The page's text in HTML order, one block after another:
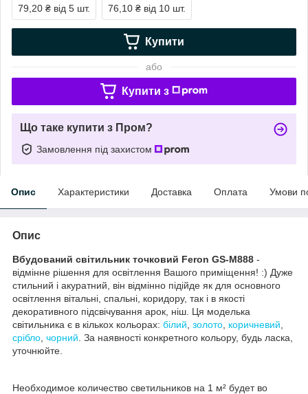
79,20 ₴ від 5 шт. 76,10 ₴ від 10 шт.
Купити
або
Купити з
Що таке купити з Пром?
Замовлення під захистом
Опис Характеристики Доставка Оплата Умови
Опис
Вбудований світильник точковий Feron GS-M888 -
відмінне рішення для освітлення Вашого приміщення! :) Дуже
стильний і акуратний, він відмінно підійде як для основного
освітлення вітальні, спальні, коридору, так і в якості
декоративного підсвічування арок, ніш. Ця моделька
світильника є в кількох кольорах: білий золото коричневий
срібло чорний . За наявності конкретного кольору, будь ласка,
уточнюйте.
Необходимое количество светильников на 1 м² будет во